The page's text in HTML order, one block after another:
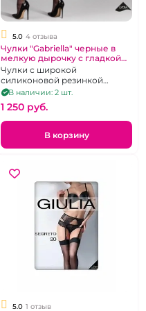
5.0 4 отзыва
Чулки "Gabriella" черные в
мелкую дырочку с гладкой
резинкой
Чулки с широкой
силиконовой резинкой
черного цвета, р. 1-2
В наличии: 2 шт.
1 250 pуб.
В корзину
5.0 1 отзыв